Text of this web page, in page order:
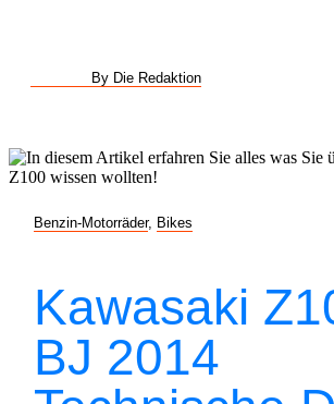
By Die Redaktion
Benzin-Motorräder, Bikes
Kawasaki
BJ 2014